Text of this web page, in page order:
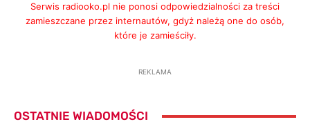
Serwis radiooko.pl nie ponosi odpowiedzialności za treści
zamieszczane przez internautów, gdyż należą one do osób,
które je zamieściły.
REKLAMA
OSTATNIE WIADOMOŚCI